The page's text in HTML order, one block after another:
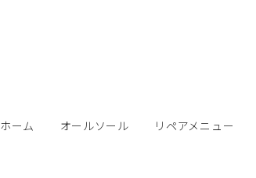
ホーム オールソール リペアメニュー